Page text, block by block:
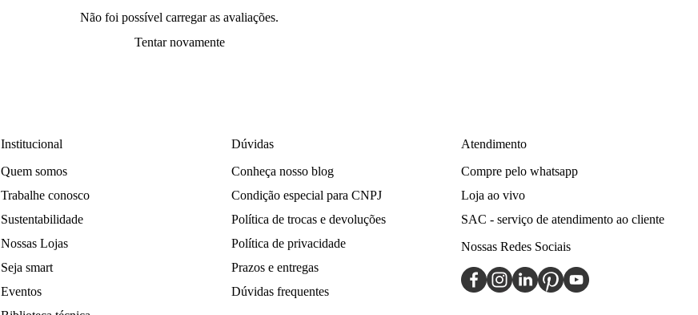
Não foi possível carregar as avaliações.
Tentar novamente
Institucional
Quem somos
Trabalhe conosco
Sustentabilidade
Nossas Lojas
Seja smart
Eventos
Dúvidas
Conheça nosso blog
Condição especial para CNPJ
Política de trocas e devoluções
Política de privacidade
Prazos e entregas
Dúvidas frequentes
Atendimento
Compre pelo whatsapp
Loja ao vivo
SAC - serviço de atendimento ao cliente
Nossas Redes Sociais